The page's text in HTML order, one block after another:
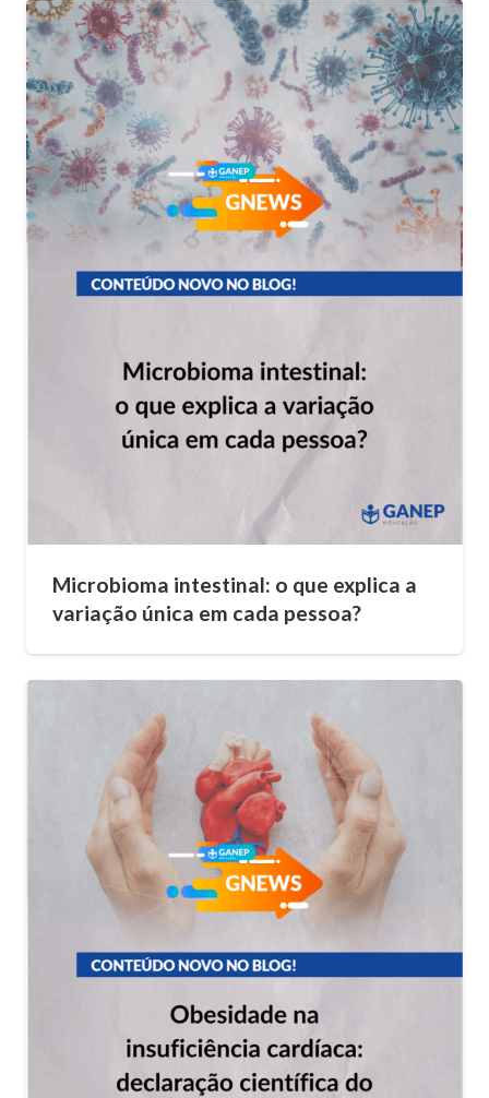
Microbioma intestinal: o que explica a
variação única em cada pessoa?